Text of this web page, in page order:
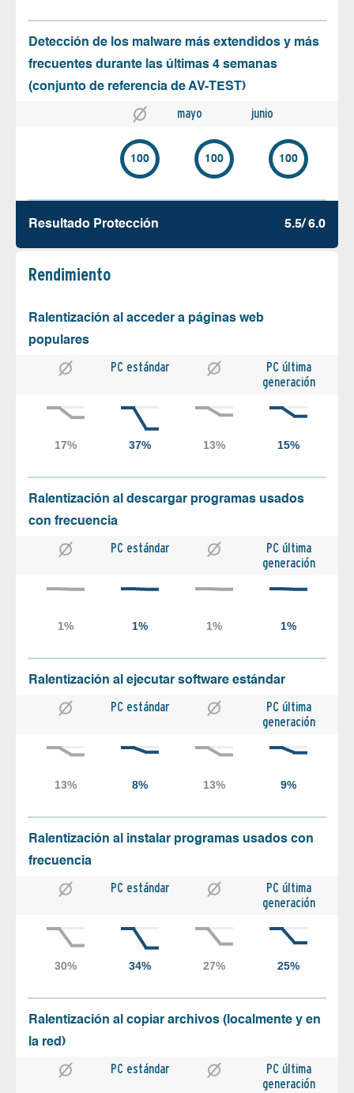
Detección de los malware más extendidos y más
frecuentes durante las últimas 4 semanas
(conjunto de referencia de AV-TEST)
mayo junio
100 100 100
Resultado Protección 5.5/ 6.0
Rendimiento
Ralentización al acceder a páginas web
populares
PC estándar
PC última
generación
Ralentización al descargar programas usados
con frecuencia
PC estándar
PC última
generación
Ralentización al ejecutar software estándar
PC estándar
PC última
generación
Ralentización al instalar programas usados con
frecuencia
PC estándar
PC última
generación
Ralentización al copiar archivos (localmente y en
la red)
PC estándar
PC última
generación